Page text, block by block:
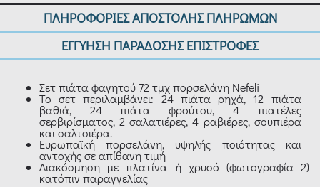
ΠΛΗΡΟΦΟΡΙΕΣ ΑΠΟΣΤΟΛΗΣ ΠΛΗΡΩΜΩΝ
ΕΓΓΥΗΣΗ ΠΑΡΑΔΟΣΗΣ ΕΠΙΣΤΡΟΦΕΣ
Σετ πιάτα φαγητού 72 τμχ πορσελάνη Nefeli
Το σετ περιλαμβάνει: 24 πιάτα ρηχά, 12 πιάτα
βαθιά, 24 πιάτα φρούτου, 4 πιατέλες
σερβιρίσματος, 2 σαλατιέρες, 4 ραβιέρες, σουπιέρα
και σαλτσιέρα.
Ευρωπαϊκή πορσελάνη, υψηλής ποιότητας και
αντοχής σε απίθανη τιμή
Διακόσμηση με πλατίνα ή χρυσό (φωτογραφία 2)
κατόπιν παραγγελίας